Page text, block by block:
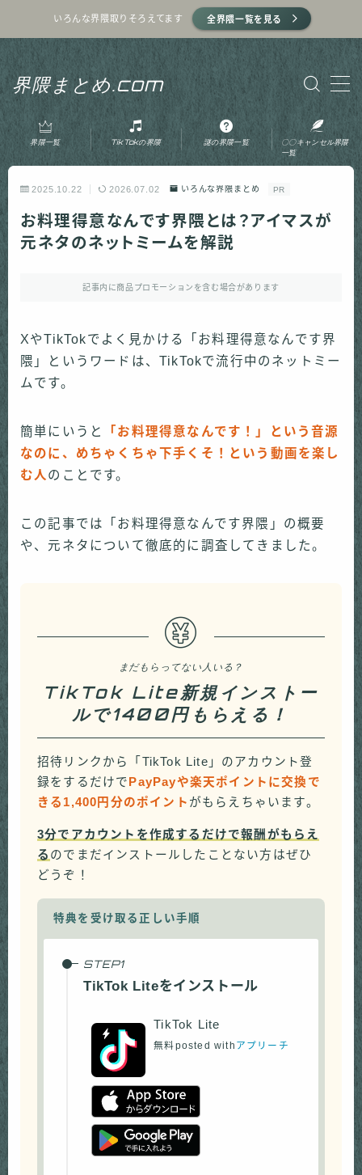
いろんな界隈取りそろえてます 全界隈一覧を見る
界隈まとめ.com
MENU
ホーム
プライバシーポリシー
運営者情報
お問い合わせ
界隈一覧 TikTokの界隈 謎の界隈一覧
〇〇キャンセル界隈
一覧
2025.10.22 2026.07.02 いろんな界隈まとめ PR
お料理得意なんです界隈とは？アイマスが
元ネタのネットミームを解説
記事内に商品プロモーションを含む場合があります
XやTikTokでよく見かける「お料理得意なんです界
隈」というワードは、TikTokで流行中のネットミー
ムです。
簡単にいうと
「お料理得意なんです！」という音源
なのに、めちゃくちゃ下手くそ！という動画を楽し
む人 のことです。
この記事では「お料理得意なんです界隈」の概要
や、元ネタについて徹底的に調査してきました。
まだもらってない人いる？
TikTok Lite新規インストー
ルで1400円もらえる！
招待リンクから「TikTok Lite」のアカウント登
録をするだけでPayPayや楽天ポイントに交換で
きる1,400円分のポイント がもらえちゃいます。
3分でアカウントを作成するだけで報酬がもらえ
る のでまだインストールしたことない方はぜひ
どうぞ！
特典を受け取る正しい手順
TikTok Liteをインストール
TikTok Lite
無料posted with アプリーチ